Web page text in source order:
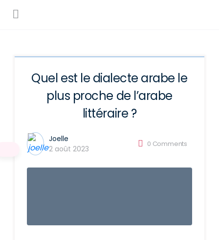
Quel est le dialecte arabe le
plus proche de l’arabe
littéraire ?
Joelle
2 août 2023
0 Comments